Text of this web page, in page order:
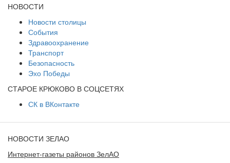
НОВОСТИ
Новости столицы
События
Здравоохранение
Транспорт
Безопасность
Эхо Победы
СТАРОЕ КРЮКОВО В СОЦСЕТЯХ
СК в ВКонтакте
НОВОСТИ ЗЕЛАО
Интернет-газеты районов ЗелАО